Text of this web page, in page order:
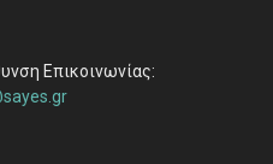
Επικοινωνίας: